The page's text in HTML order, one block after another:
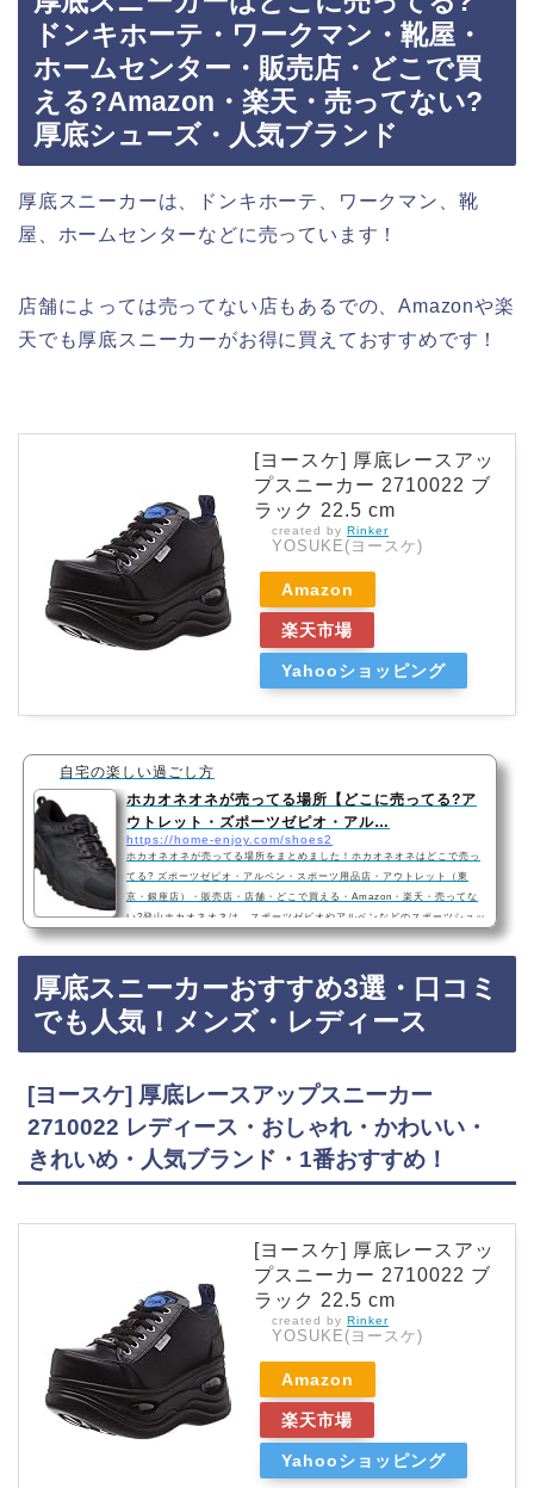
ドンキホーテ・ワークマン・靴屋・
ホームセンター・販売店・どこで買
える?Amazon・楽天・売ってない?
厚底シューズ・人気ブランド
厚底スニーカーは、ドンキホーテ、ワークマン、靴
屋、ホームセンターなどに売っています！
店舗によっては売ってない店もあるでの、Amazonや楽
天でも厚底スニーカーがお得に買えておすすめです！
[ヨースケ] 厚底レースアッ
プスニーカー 2710022 ブ
ラック 22.5 cm
created by Rinker
YOSUKE(ヨースケ)
Amazon
楽天市場
Yahooショッピング
自宅の楽しい過ごし方
ホカオネオネが売ってる場所【どこに売ってる?ア
ウトレット・ズポーツゼピオ・アル…
https://home-enjoy.com/shoes2
ホカオネオネが売ってる場所をまとめました！ホカオネオネはどこで売っ
てる? ズポーツゼピオ・アルペン・スポーツ用品店・アウトレット（東
京・銀座店）・販売店・店舗・どこで買える・Amazon・楽天・売ってな
い?登山ホカオネオネは、スポーツゼビオやアルペンなどのスポーツショッ
プ、アウトレットストア（銀座店）に売っています！店舗によっては売っ
てない店もあるので、Amazonや楽天でも人気のホカオネオネが手軽に買
えておすすめです！ホカオネオネおすすめ3選・芸能人にも人気！口コミで
も評判！ 陸上/ランニング ランニングシュ…
厚底スニーカーおすすめ3選・口コミ
でも人気！メンズ・レディース
[ヨースケ] 厚底レースアップスニーカー
2710022 レディース・おしゃれ・かわいい・
きれいめ・人気ブランド・1番おすすめ！
[ヨースケ] 厚底レースアッ
プスニーカー 2710022 ブ
ラック 22.5 cm
created by Rinker
YOSUKE(ヨースケ)
Amazon
楽天市場
Yahooショッピング